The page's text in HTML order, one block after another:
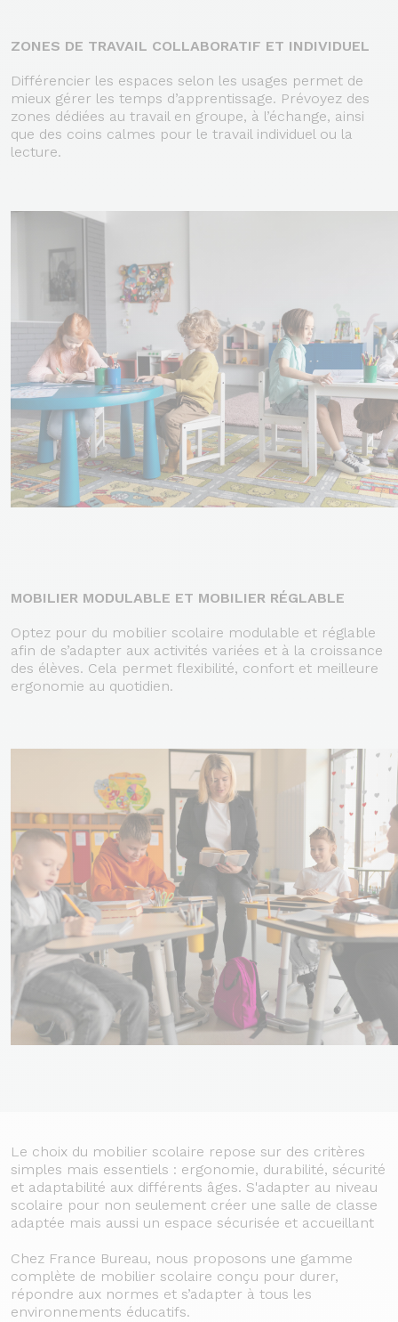
ZONES DE TRAVAIL COLLABORATIF ET INDIVIDUEL
Différencier les espaces selon les usages permet de
mieux gérer les temps d’apprentissage. Prévoyez des
zones dédiées au travail en groupe, à l’échange, ainsi
que des coins calmes pour le travail individuel ou la
lecture.
MOBILIER MODULABLE ET MOBILIER RÉGLABLE
Optez pour du mobilier scolaire modulable et réglable
afin de s’adapter aux activités variées et à la croissance
des élèves. Cela permet flexibilité, confort et meilleure
ergonomie au quotidien.
Le choix du mobilier scolaire repose sur des critères
simples mais essentiels : ergonomie, durabilité, sécurité
et adaptabilité aux différents âges. S'adapter au niveau
scolaire pour non seulement créer une salle de classe
adaptée mais aussi un espace sécurisée et accueillant
Chez France Bureau, nous proposons une gamme
complète de mobilier scolaire conçu pour durer,
répondre aux normes et s’adapter à tous les
environnements éducatifs.